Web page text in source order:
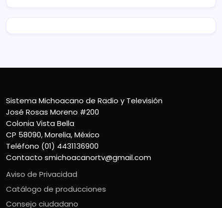
Sistema Michoacano de Radio y Televisión
José Rosas Moreno #200
Colonia Vista Bella
CP 58090, Morelia, México
Teléfono (01) 4431136900
Contacto smichoacanortv@gmail.com
Aviso de Privacidad
Catálogo de producciones
Consejo ciudadano